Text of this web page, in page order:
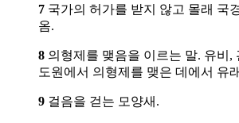
7 국가의 허가를 받지 않고 몰래 국
옴.
8 의형제를 맺음을 이르는 말. 유비,
도원에서 의형제를 맺은 데에서 유
9 걸음을 걷는 모양새.